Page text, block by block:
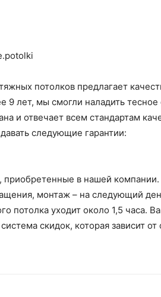
потолков предлагает
лет, мы смогли наладить
и отвечает всем стандартам
следующие гарантии:
приобретенные в нашей компании.
монтаж – на следующий
потолка уходит около 1,5 часа.
скидок, которая зависит